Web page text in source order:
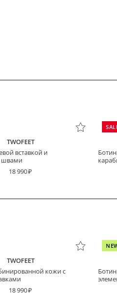
TWOFEET
вставкой и
швами
18 990
TWOFEET
кожи с
18 990